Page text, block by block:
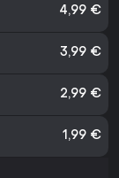
4,99 €
3,99 €
2,99 €
1,99 €